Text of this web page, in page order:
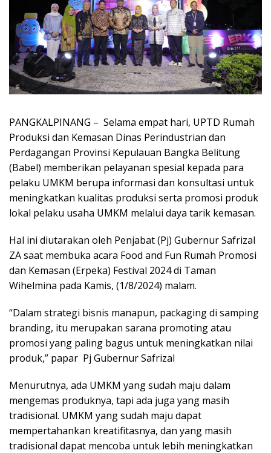
PANGKALPINANG – Selama empat hari, UPTD Rumah
Produksi dan Kemasan Dinas Perindustrian dan
Perdagangan Provinsi Kepulauan Bangka Belitung
(Babel) memberikan pelayanan spesial kepada para
pelaku UMKM berupa informasi dan konsultasi untuk
meningkatkan kualitas produksi serta promosi produk
lokal pelaku usaha UMKM melalui daya tarik kemasan.
Hal ini diutarakan oleh Penjabat (Pj) Gubernur Safrizal
ZA saat membuka acara Food and Fun Rumah Promosi
dan Kemasan (Erpeka) Festival 2024 di Taman
Wihelmina pada Kamis, (1/8/2024) malam.
“Dalam strategi bisnis manapun, packaging di samping
branding, itu merupakan sarana promoting atau
promosi yang paling bagus untuk meningkatkan nilai
produk,” papar Pj Gubernur Safrizal
Menurutnya, ada UMKM yang sudah maju dalam
mengemas produknya, tapi ada juga yang masih
tradisional. UMKM yang sudah maju dapat
mempertahankan kreatifitasnya, dan yang masih
tradisional dapat mencoba untuk lebih meningkatkan